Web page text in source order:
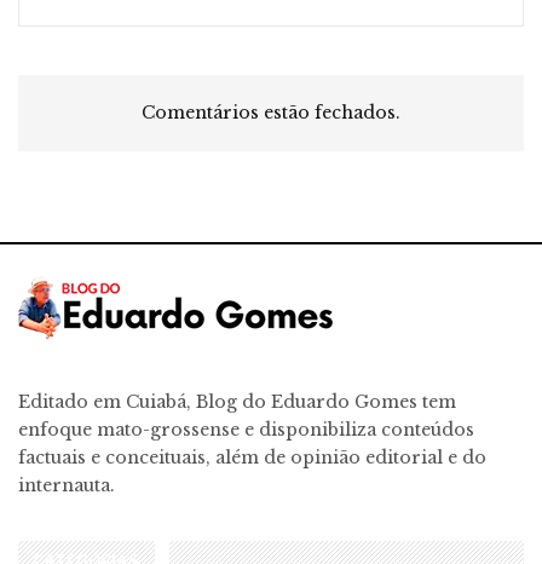
Comentários estão fechados.
Editado em Cuiabá, Blog do Eduardo Gomes tem
enfoque mato-grossense e disponibiliza conteúdos
factuais e conceituais, além de opinião editorial e do
internauta.
CATEGORIAS